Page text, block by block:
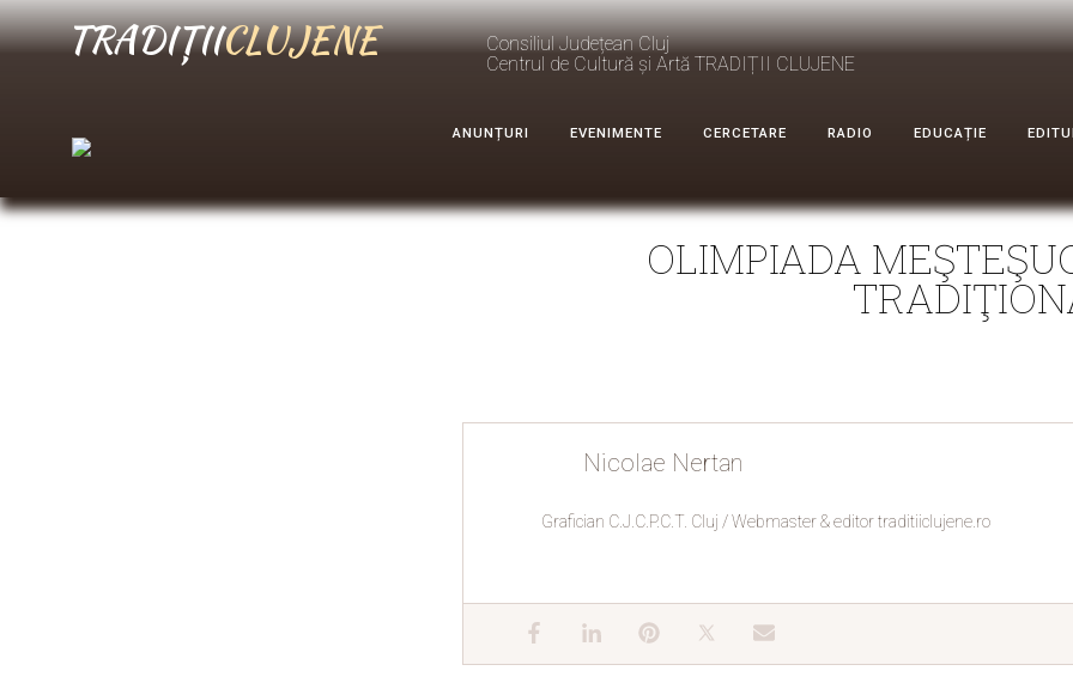
TRADIȚIICLUJENE
Consiliul Județean Cluj
Centrul de Cultură și Artă TRADIȚII CLUJENE
ANUNȚURI EVENIMENTE CERCETARE RADIO EDUCAȚIE
OLIMPIADA
Nicolae Nertan
Grafician C.J.C.P.C.T. Cluj / Webmaster & editor traditiiclujene.ro